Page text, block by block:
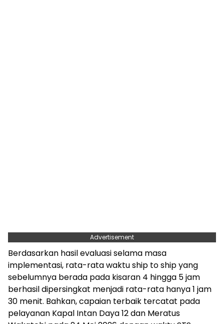
Advertisement
Berdasarkan hasil evaluasi selama masa
implementasi, rata-rata waktu ship to ship yang
sebelumnya berada pada kisaran 4 hingga 5 jam
berhasil dipersingkat menjadi rata-rata hanya 1 jam
30 menit. Bahkan, capaian terbaik tercatat pada
pelayanan Kapal Intan Daya 12 dan Meratus